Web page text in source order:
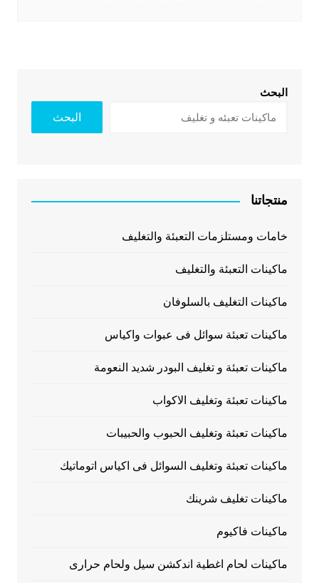
البحث
البحث
منتجاتنا
خامات ومستلزمات التعبئة والتغليف
ماكينات التعبئة والتغليف
ماكينات التغليف بالسلوفان
ماكينات تعبئة سوائل فى عبوات واكياس
ماكينات تعبئة و تغليف البودر شديد النعومة
ماكينات تعبئة وتغليف الاكواب
ماكينات تعبئة وتغليف الحبوب والحبيبات
ماكينات تعبئة وتغليف السوائل فى اكياس اتوماتيك
ماكينات تغليف شرينك
ماكينات فاكيوم
ماكينات لحام اغطية اندكشن سيل ولحام حرارى